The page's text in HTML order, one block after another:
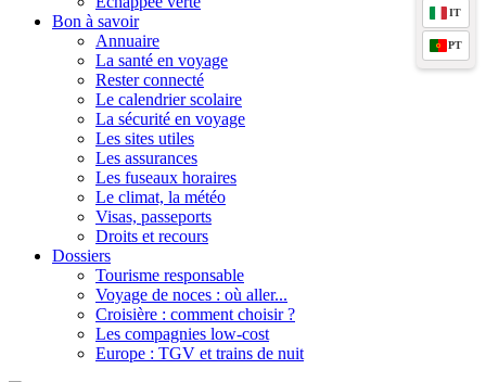
Bon à savoir
Annuaire
La santé en voyage
Rester connecté
Le calendrier scolaire
La sécurité en voyage
Les sites utiles
Les assurances
Les fuseaux horaires
Le climat, la météo
Visas, passeports
Droits et recours
Dossiers
Tourisme responsable
Voyage de noces : où aller...
Croisière : comment choisir ?
Les compagnies low-cost
Europe : TGV et trains de nuit
IT
PT